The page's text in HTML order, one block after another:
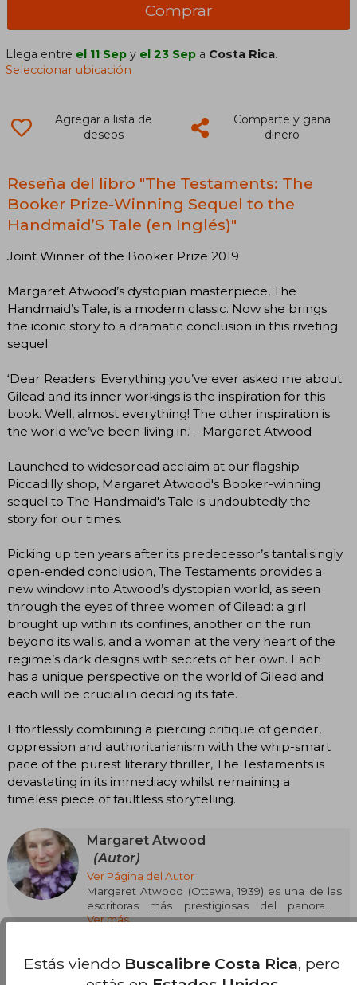
Comprar
Llega entre el 11 Sep y el 23 Sep a Costa Rica.
Seleccionar ubicación
Agregar a lista de
deseos
Comparte y gana
dinero
Reseña del libro "The Testaments: The
Booker Prize-Winning Sequel to the
Handmaid’S Tale (en Inglés)"
Joint Winner of the Booker Prize 2019
Margaret Atwood’s dystopian masterpiece, The
Handmaid’s Tale, is a modern classic. Now she brings
the iconic story to a dramatic conclusion in this riveting
sequel.
‘Dear Readers: Everything you’ve ever asked me about
Gilead and its inner workings is the inspiration for this
book. Well, almost everything! The other inspiration is
the world we’ve been living in.' - Margaret Atwood
Launched to widespread acclaim at our flagship
Piccadilly shop, Margaret Atwood's Booker-winning
sequel to The Handmaid's Tale is undoubtedly the
story for our times.
Picking up ten years after its predecessor’s tantalisingly
open-ended conclusion, The Testaments provides a
new window into Atwood’s dystopian world, as seen
through the eyes of three women of Gilead: a girl
brought up within its confines, another on the run
beyond its walls, and a woman at the very heart of the
regime’s dark designs with secrets of her own. Each
has a unique perspective on the world of Gilead and
each will be crucial in deciding its fate.
Effortlessly combining a piercing critique of gender,
oppression and authoritarianism with the whip-smart
pace of the purest literary thriller, The Testaments is
devastating in its immediacy whilst remaining a
timeless piece of faultless storytelling.
Margaret Atwood
(Autor)
Ver Página del Autor
Margaret Atwood (Ottawa, 1939) es una de las
escritoras más prestigiosas del panorama
internacional. Autora prolífica traducida a más
destacan las novelas Por último, el corazón,
Alias Grace, El cuento de la criada, Los
Ver más
Estás viendo Buscalibre Costa Rica, pero